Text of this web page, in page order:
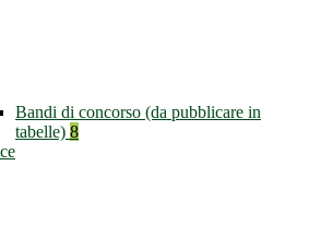
Bandi di concorso (da pubblicare in
tabelle) 8